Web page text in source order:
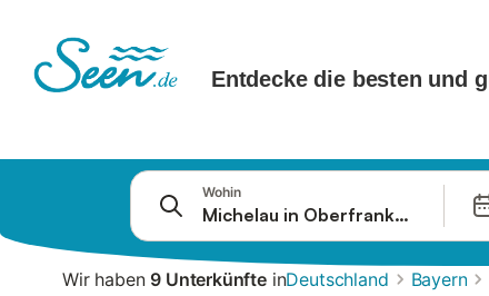
Filter
Angebote
Wohin
Wir haben 9 UnterkünfteinDeutschland Bayern